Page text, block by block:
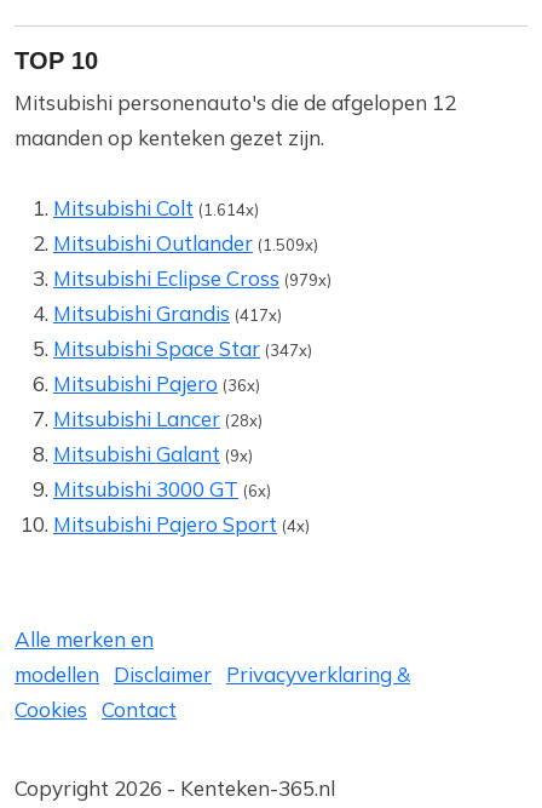
TOP 10
Mitsubishi personenauto's die de afgelopen 12
maanden op kenteken gezet zijn.
Mitsubishi Colt (1.614x)
Mitsubishi Outlander (1.509x)
Mitsubishi Eclipse Cross (979x)
Mitsubishi Grandis (417x)
Mitsubishi Space Star (347x)
Mitsubishi Pajero (36x)
Mitsubishi Lancer (28x)
Mitsubishi Galant (9x)
Mitsubishi 3000 GT (6x)
Mitsubishi Pajero Sport (4x)
Alle merken en
modellen
Disclaimer
Privacyverklaring &
Cookies
Contact
Copyright 2026 - Kenteken-365.nl